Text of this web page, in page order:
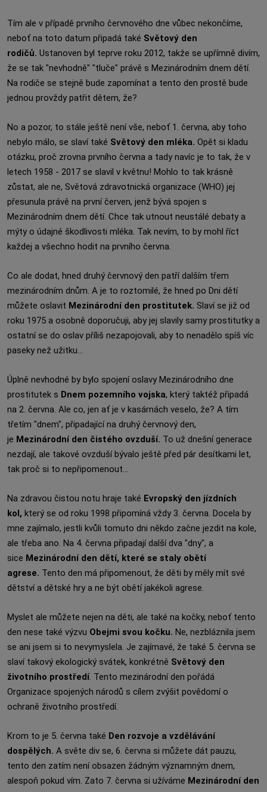
Tím ale v případě prvního červnového dne vůbec nekončíme,
neboť na toto datum připadá také Světový den
rodičů. Ustanoven byl teprve roku 2012, takže se upřímně divím,
že se tak "nevhodně" "tluče" právě s Mezinárodním dnem dětí.
Na rodiče se stejně bude zapomínat a tento den prostě bude
jednou provždy patřit dětem, že?
No a pozor, to stále ještě není vše, neboť 1. června, aby toho
nebylo málo, se slaví také Světový den mléka. Opět si kladu
otázku, proč zrovna prvního června a tady navíc je to tak, že v
letech 1958 - 2017 se slavil v květnu! Mohlo to tak krásně
zůstat, ale ne, Světová zdravotnická organizace (WHO) jej
přesunula právě na první červen, jenž bývá spojen s
Mezinárodním dnem dětí. Chce tak utnout neustálé debaty a
mýty o údajné škodlivosti mléka. Tak nevím, to by mohl říct
každej a všechno hodit na prvního června.
Co ale dodat, hned druhý červnový den patří dalším třem
mezinárodním dnům. A je to roztomilé, že hned po Dni dětí
můžete oslavit Mezinárodní den prostitutek. Slaví se již od
roku 1975 a osobně doporučuji, aby jej slavily samy prostitutky a
ostatní se do oslav příliš nezapojovali, aby to nenadělo spíš víc
paseky než užitku...
Úplně nevhodné by bylo spojení oslavy Mezinárodního dne
prostitutek s Dnem pozemního vojska, který taktéž připadá
na 2. června. Ale co, jen ať je v kasárnách veselo, že? A tím
třetím "dnem", připadající na druhý červnový den,
je Mezinárodní den čistého ovzduší. To už dnešní generace
nezdají, ale takové ovzduší bývalo ještě před pár desítkami let,
tak proč si to nepřipomenout...
Na zdravou čistou notu hraje také Evropský den jízdních
kol, který se od roku 1998 připomíná vždy 3. června. Docela by
mne zajímalo, jestli kvůli tomuto dni někdo začne jezdit na kole,
ale třeba ano. Na 4. června připadají další dva "dny", a
sice Mezinárodní den dětí, které se staly obětí
agrese. Tento den má připomenout, že děti by měly mít své
dětství a dětské hry a ne být obětí jakékoli agrese.
Myslet ale můžete nejen na děti, ale také na kočky, neboť tento
den nese také výzvu Obejmi svou kočku. Ne, nezbláznila jsem
se ani jsem si to nevymyslela. Je zajímavé, že také 5. června se
slaví takový ekologický svátek, konkrétně Světový den
životního prostředí. Tento mezinárodní den pořádá
Organizace spojených národů s cílem zvýšit povědomí o
ochraně životního prostředí.
Krom to je 5. června také Den rozvoje a vzdělávání
dospělých. A světe div se, 6. června si můžete dát pauzu,
tento den zatím není obsazen žádným významným dnem,
alespoň pokud vím. Zato 7. června si užíváme Mezinárodní den